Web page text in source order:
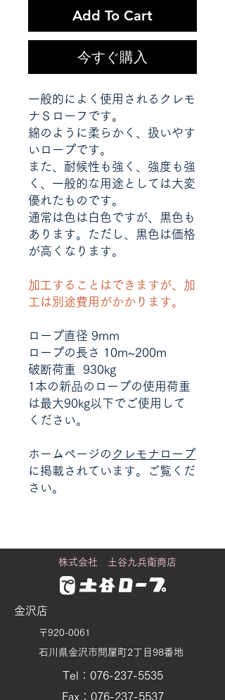
Add To Cart
今すぐ購入
一般的によく使用されるクレモ
ナＳローフです。
綿のように柔らかく、扱いやす
いロープです。
また、耐候性も強く、強度も強
く、一般的な用途としては大変
優れたものです。
通常は色は白色ですが、黒色も
あります。ただし、黒色は価格
が高くなります。
加工することはできますが、加
工は別途費用がかかります。
ロープ直径 9mm
ロープの長さ 10m~200m
破断荷重 930kg
1本の新品のロープの使用荷重
は最大90kg以下でご使用して
ください。
ホームページの クレモナロープ
に掲載されています。ご覧くだ
さい。
株式会社 土谷九兵衛商店
金沢店
〒920-0061
石川県金沢市問屋町2丁目98番地
Tel：076-237-5535
Fax：076-237-5537